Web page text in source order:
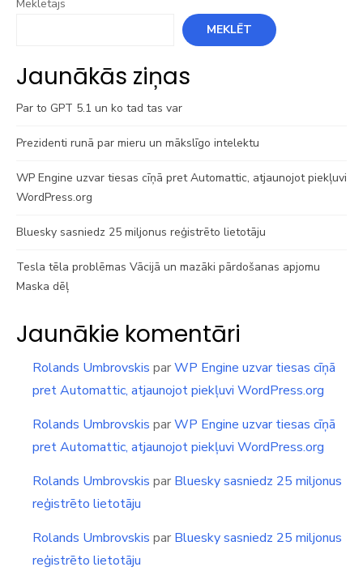
Meklētājs
MEKLĒT
Jaunākās ziņas
Par to GPT 5.1 un ko tad tas var
Prezidenti runā par mieru un mākslīgo intelektu
WP Engine uzvar tiesas cīņā pret Automattic, atjaunojot piekļuvi
WordPress.org
Bluesky sasniedz 25 miljonus reģistrēto lietotāju
Tesla tēla problēmas Vācijā un mazāki pārdošanas apjomu
Maska dēļ
Jaunākie komentāri
Rolands Umbrovskis parWP Engine uzvar tiesas cīņā
pret Automattic, atjaunojot piekļuvi WordPress.org
Rolands Umbrovskis parWP Engine uzvar tiesas cīņā
pret Automattic, atjaunojot piekļuvi WordPress.org
Rolands Umbrovskis par Bluesky sasniedz 25 miljonus
reģistrēto lietotāju
Rolands Umbrovskis par Bluesky sasniedz 25 miljonus
reģistrēto lietotāju